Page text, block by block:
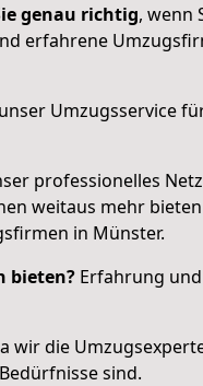
genau richtig, wenn
erfahrene
Umzugsservice
professionelles
weitaus mehr
in Münster.
bieten? Erfahrung
wir die
sind.